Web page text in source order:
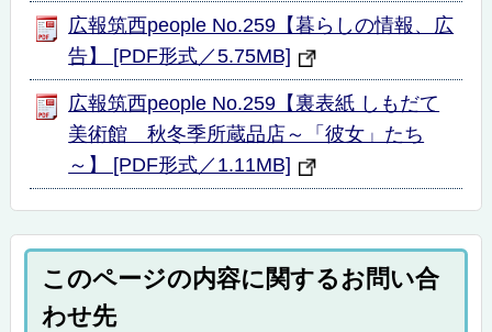
広報筑西people No.259【暮らしの情報、広
告】 [PDF形式／5.75MB]
広報筑西people No.259【裏表紙 しもだて
美術館 秋冬季所蔵品店～「彼女」たち
～】 [PDF形式／1.11MB]
このページの内容に関するお問い合
わせ先